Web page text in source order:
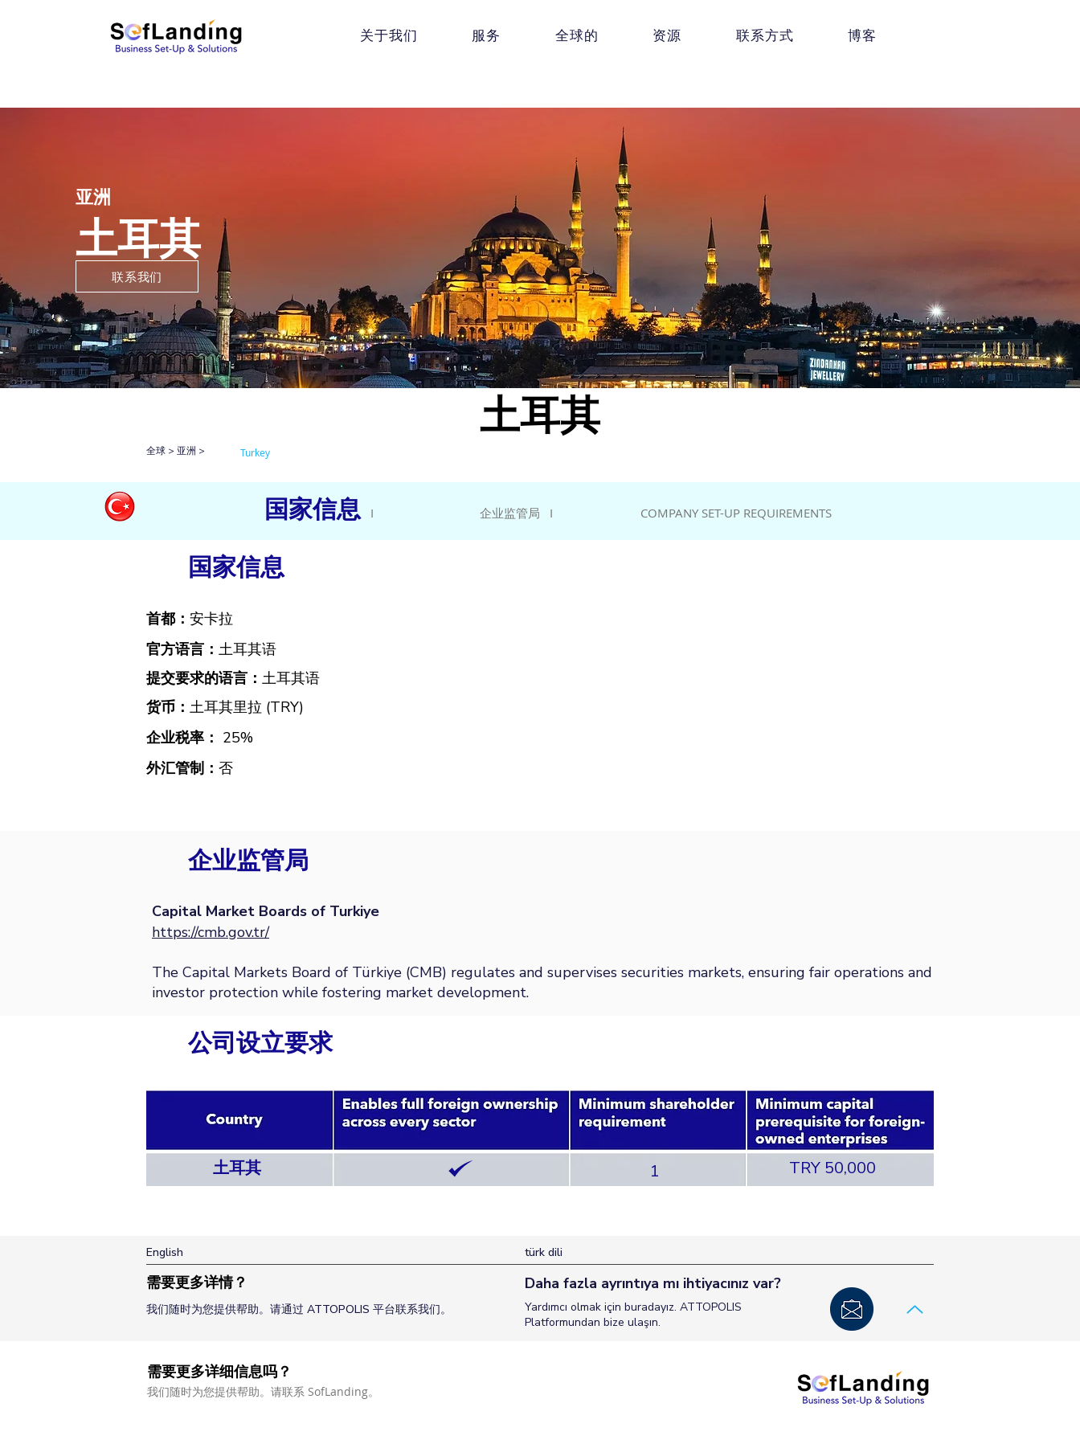
关于我们 服务 全球的 资源 联系方式 博客
亚洲
土耳其
联系我们
土耳其
全球 > 亚洲 > Turkey
国家信息I 企业监管局 I COMPANY SET-UP REQUIREMENTS
国家信息
首都： 安卡拉
官方语言： 土耳其语
提交要求的语言： 土耳其语
货币： 土耳其里拉 (TRY)
企业税率： 25%
外汇管制： 否
企业监管局
Capital Market Boards of Turkiye
https://cmb.gov.tr/
The Capital Markets Board of Türkiye (CMB) regulates and supervises securities markets, ensuring fair operations and
investor protection while fostering market development.
公司设立要求
土耳其 1 TRY 50,000
English türk dili
需要更多详情？
我们随时为您提供帮助。请通过 ATTOPOLIS 平台联系我们。
Daha fazla ayrıntıya mı ihtiyacınız var?
Yardımcı olmak için buradayız. ATTOPOLIS
Platformundan bize ulaşın.
需要更多详细信息吗？
我们随时为您提供帮助。请联系 SofLanding。